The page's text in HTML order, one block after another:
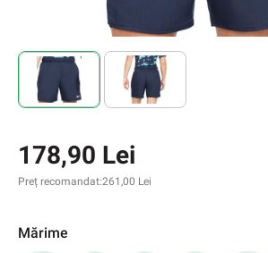
178,90 Lei
Preț recomandat:261,00 Lei
Mărime